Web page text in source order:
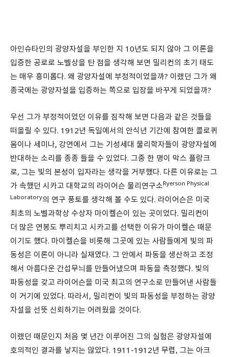
아인슈타인의 광양자설을 부인한 지 10년도 되지 않아 그 이론을
입증한 공로로 노벨상을 탄 점을 생각해 보면 밀리컨의 초기 태도
는 매우 흥미롭다. 왜 광양자설에 부정적이었을까? 이랬던 그가 왜
종국에는 광양자설을 입증하는 쪽으로 입장을 바꾸게 되었을까?
우선 그가 부정적이었던 이유를 짐작해 보면 다음과 같은 것들을
떠올릴 수 있다. 1912년 독일에서의 안식년 기간에 참여한 콜로퀴
움이나 세미나, 강연에서 그는 기성세대 물리학자들이 광양자설에
반대하는 소리를 종종 들을 수 있었다. 그중 한 명이 막스 플랑크
로, 그는 빛의 본성이 입자라는 생각을 거부했다. 다른 이유로는 그
가 속했던 시카고 대학교의 라이어슨 물리연구소Ryerson Physical
Laboratory의 연구 풍토를 생각해 볼 수도 있다. 라이어슨은 미국
최초의 노벨과학상 수상자 마이켈슨이 있는 곳이었다. 밀리컨이
더 많은 연봉도 뿌리치고 시카고를 선택한 이유가 마이켈슨 때문
이기도 했다. 마이켈슨을 비롯해 그곳에 있는 사람들에게 빛의 파
동성은 이론이 아니라 실재였다. 그 안에서 파동을 생산하고 조정
해서 아름다운 간섭무늬를 만들어냈으며 파동을 측정했다. 빛의
파동성을 갖고 라이어슨을 미국 최고의 연구소로 만들어낸 사람들
이 거기에 있었다. 따라서, 밀리컨이 빛의 파동성을 부정하는 광양
자설을 선뜻 신뢰하기는 어려웠을 것이다.
이랬던 때문인지 처음 몇 년간 이루어진 그의 실험은 광양자설에
호의적인 결과를 낳지는 않았다. 1911-1912년 무렵, 그는 아크